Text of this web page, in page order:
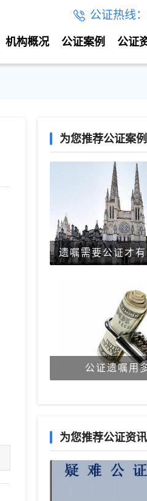
公证热线
公证
公证案例
机构概况
为您推荐公证案例
公证遗嘱用
为您推荐公证资讯